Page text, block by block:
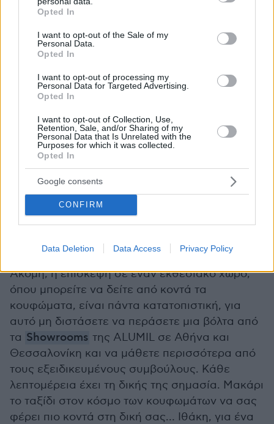
grant or deny consent to Google and its third-party tags to
use your data for below specified purposes in below Google
consent section.
Opted In
I want to opt-out of the Sale of my
Personal Data.
Opted In
I want to opt-out of processing my
Personal Data for Targeted Advertising.
Opted In
I want to opt-out of Collection, Use,
Retention, Sale, and/or Sharing of my
Personal Data that Is Unrelated with the
Purposes for which it was collected.
Opted In
Google consents
CONFIRM
Data Deletion Data Access Privacy Policy
Πριν την τελική απόφαση
Οι λόγοι που σας παραθέσαμε αποτελούν μια
βάση, ώστε να λειτουργήσετε ορθότερα κατά
τη διαδικασία της αναζήτησής για νέα
κουφώματα είτε πρόκειται για ανακαίνιση
κατοικίας, είτε για νέα κατοικία. Η τελική
απόφαση παραμένει δική σας. Ωστόσο,
έχοντας περισσότερη γνώση και πιο
συγκεκριμένες πληροφορίες στη διάθεσή σας,
είναι ευκολότερο να εστιάσετε εκεί που
επιθυμείτε, ώστε να επιλέξετε τα κουφώματα
Ακόμη, η επίσκεψη σε έναν εκθεσιακό χώρο,
όπου μπορείτε να δείτε από κοντά τα
κουφώματα, είναι πάντα κατατοπιστική, για
αυτό μη διστάσετε να περάσετε μια βόλτα από
τα Showrooms της ALUMIL σε Αθήνα και
Θεσσαλονίκη και να μάθετε περισσότερα από
τους εξειδικευμένους συμβούλους. Κάθε
λεπτομέρεια έχει τη δικής της σημασία. Μακάρι
το ταξίδι στον κόσμο των κουφωμάτων να σας
φέρει πιο κοντά στη δική σας… Ιθάκη, για ένα